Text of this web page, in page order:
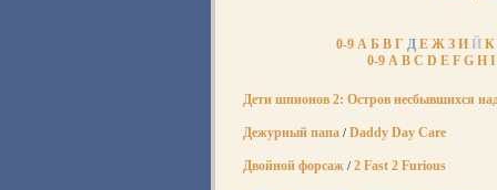
0-9 А Б В Г Д Е Ж З И Й К
0-9 A B C D E F G H I
Дети шпионов 2: Остров несбывшихся
Дежурный папа / Daddy Day Care
Двойной форсаж / 2 Fast 2 Furious